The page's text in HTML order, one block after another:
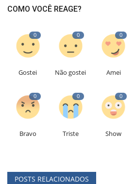
COMO VOCÊ REAGE?
0
Gostei
0
Não gostei
0
Amei
0
Bravo
0
Triste
0
Show
POSTS RELACIONADOS